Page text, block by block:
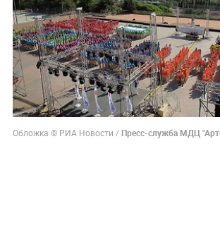
Обложка © РИА Новости / Пресс-служба МДЦ